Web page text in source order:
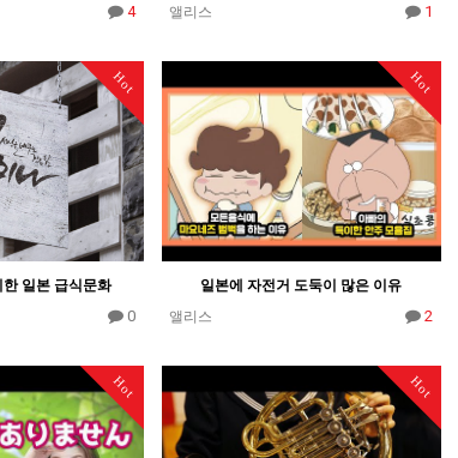
4
앨리스
1
Hot
일본 급식문화
0
Hot
일본에 자전거 도둑이 많은 이유
앨리스
2
Hot Hot